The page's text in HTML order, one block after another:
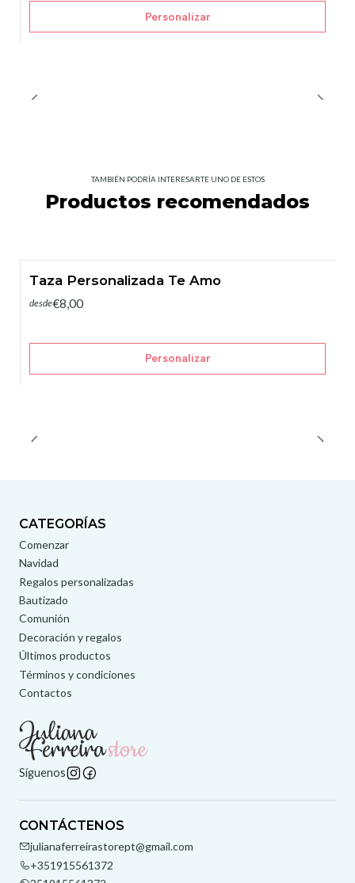
Personalizar
TAMBIÉN PODRÍA INTERESARTE UNO DE ESTOS
Productos recomendados
Taza Personalizada Te Amo
desde€8,00
Personalizar
CATEGORÍAS
Comenzar
Navidad
Regalos personalizadas
Bautizado
Comunión
Decoración y regalos
Últimos productos
Términos y condiciones
Contactos
Síguenos
CONTÁCTENOS
julianaferreirastorept@gmail.com
+351915561372